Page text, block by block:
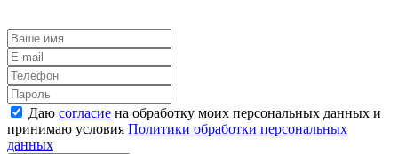
Даю согласие на обработку моих персональных данных и
принимаю условия Политики обработки персональных
данных